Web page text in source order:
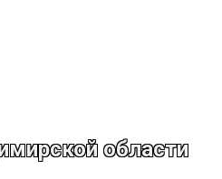
области